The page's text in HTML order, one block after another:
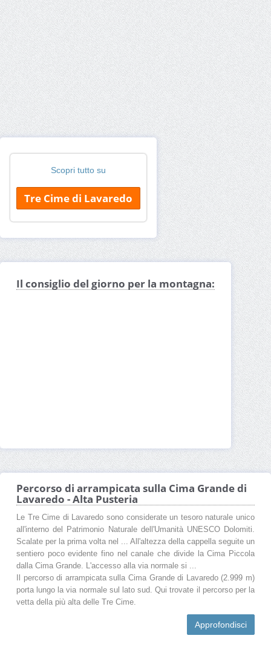
Scopri tutto su
Tre Cime di Lavaredo
Il consiglio del giorno per la montagna:
Percorso di arrampicata sulla Cima Grande di
Lavaredo - Alta Pusteria
Le Tre Cime di Lavaredo sono considerate un tesoro naturale unico
all'interno del Patrimonio Naturale dell'Umanità UNESCO Dolomiti.
Scalate per la prima volta nel ... All'altezza della cappella seguite un
sentiero poco evidente fino nel canale che divide la Cima Piccola
dalla Cima Grande. L'accesso alla via normale si ...
Il percorso di arrampicata sulla Cima Grande di Lavaredo (2.999 m)
porta lungo la via normale sul lato sud. Qui trovate il percorso per la
vetta della più alta delle Tre Cime.
Approfondisci